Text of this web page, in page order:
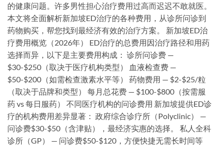
的健康问题。许多男性担心治疗费用过高而迟迟不敢就医。
本文将全面解析新加坡ED治疗的各种费用，从诊所问诊到
药物购买，帮您找到最经济有效的治疗方案。 新加坡ED治
疗费用概览（2026年） ED治疗的总费用因治疗路径和用药
选择而异，以下是主要费用构成： 诊所问诊费 —
$30-$250（取决于医疗机构类型） 血液检查费 —
$50-$200（如需检查激素水平等） 药物费用 — $2-$25/粒
（取决于品牌和类型） 每月总花费 — $100-$800（按需服
药 vs 每日服药） 不同医疗机构的问诊费用 新加坡提供ED诊
疗的机构费用差异显著： 政府综合诊疗所（Polyclinic） —
问诊费$30-$50（含津贴），最经济实惠的选择。 私人全科
诊所（GP） — 问诊费$50-$120，方便快捷无需长时间等